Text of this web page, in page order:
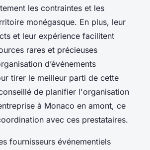
les contraintes et les
monégasque. En plus, leur
et leur expérience facilitent
rares et précieuses
d’événements
tirer le meilleur parti de cette
de planifier l'organisation
à Monaco en amont, ce
avec ces prestataires.
fournisseurs événementiels